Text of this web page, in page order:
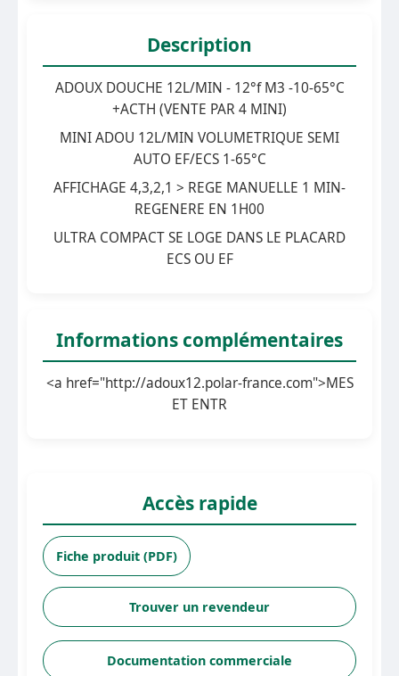
Description
ADOUX DOUCHE 12L/MIN - 12°f M3 -10-65°C
+ACTH (VENTE PAR 4 MINI)
MINI ADOU 12L/MIN VOLUMETRIQUE SEMI
AUTO EF/ECS 1-65°C
AFFICHAGE 4,3,2,1 > REGE MANUELLE 1 MIN-
REGENERE EN 1H00
ULTRA COMPACT SE LOGE DANS LE PLACARD
ECS OU EF
Informations complémentaires
<a href="http://adoux12.polar-france.com">MES
ET ENTR
Accès rapide
Fiche produit (PDF)
Trouver un revendeur
Documentation commerciale